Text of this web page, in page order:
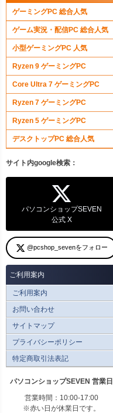
ゲーミングPC 総合人気
ゲーム実況・配信PC 総合人気
小型ゲーミングPC 人気
Ryzen 9 ゲーミングPC
Core Ultra 7 ゲーミングPC
Ryzen 7 ゲーミングPC
Ryzen 5 ゲーミングPC
デスクトップPC 総合人気
サイト内google検索：
パソコンショップSEVEN
公式 X
@pcshop_sevenをフォロー
ご利用案内
ご利用案内
お問い合わせ
サイトマップ
プライバシーポリシー
特定商取引法表記
パソコンショップSEVEN 営業日
営業時間：10:00-17:00
※赤い日が休業日です。